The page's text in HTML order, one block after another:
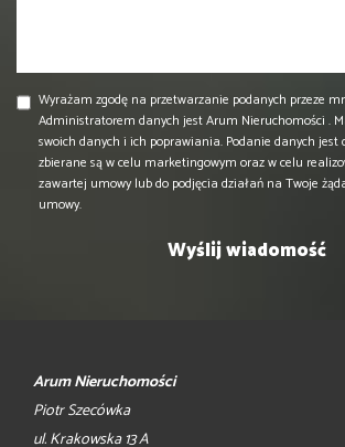
Wyrażam zgodę na przetwarzanie podanych przeze
Administratorem danych jest Arum Nieruchomości .
swoich danych i ich poprawiania. Podanie danych jest
zbierane są w celu marketingowym oraz w celu
zawartej umowy lub do podjęcia działań na Twoje
umowy.
Arum Nieruchomości
Piotr Szecówka
ul. Krakowska 13 A